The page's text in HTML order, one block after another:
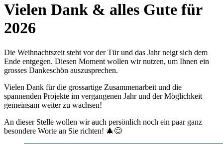
Vielen Dank & alles Gute für
2026
Die Weihnachtszeit steht vor der Tür und das Jahr neigt sich dem
Ende entgegen. Diesen Moment wollen wir nutzen, um Ihnen ein
grosses Dankeschön auszusprechen.
Vielen Dank für die grossartige Zusammenarbeit und die
spannenden Projekte im vergangenen Jahr und der Möglichkeit
gemeinsam weiter zu wachsen!
An dieser Stelle wollen wir auch persönlich noch ein paar ganz
besondere Worte an Sie richten! 🎄😊